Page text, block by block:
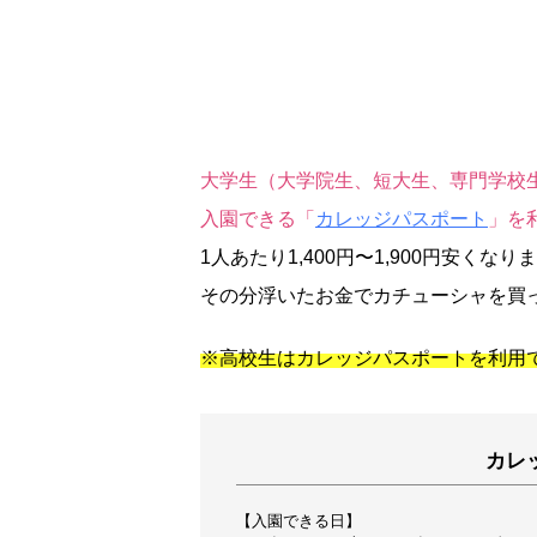
大学生（大学院生、短大生、専門学
入園できる「 カレッジパスポート 」を
1人あたり1,400円〜1,900円安くなり
その分浮いたお金でカチューシャを
※高校生はカレッジパスポートを利用
カレ
【入園できる日】